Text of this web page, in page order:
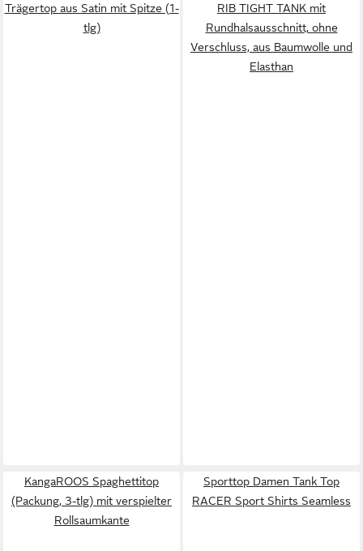
Trägertop aus Satin mit Spitze (1-
tlg)
RIB TIGHT TANK mit
Rundhalsausschnitt, ohne
Verschluss, aus Baumwolle und
Elasthan
KangaROOS Spaghettitop
(Packung, 3-tlg) mit verspielter
Rollsaumkante
Sporttop Damen Tank Top
RACER Sport Shirts Seamless